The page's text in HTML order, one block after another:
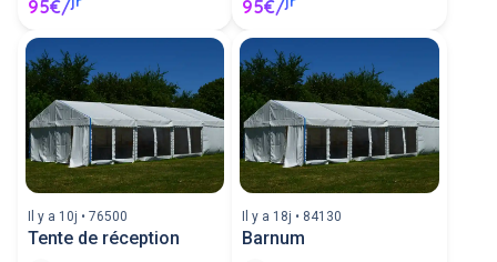
95€/ 95€/
Il y a 10j • 76500
Tente de réception
Il y a 18j • 84130
Barnum